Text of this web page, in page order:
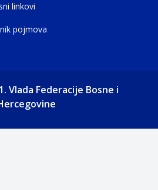
linkovi
pojmova
Vlada Federacije Bosne i